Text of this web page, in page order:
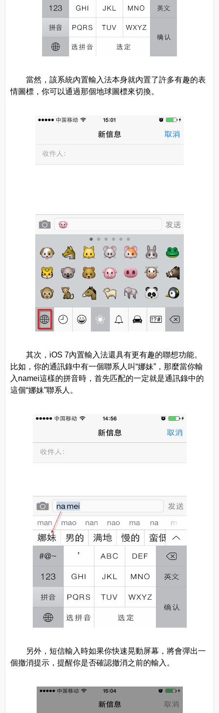
當然，該系統內置輸入法本身就內置了許多有趣的表
情圖標，你可以通過那個地球圖標來切換。
其次，iOS 7內置輸入法還具有更有趣的聯想功能。
比如，你的通訊錄中有一個聯系人叫“娜妹”，那麼當你輸
入namei這樣的拼音時，首先匹配的一定就是通訊錄中的
這個“娜妹”聯系人。
另外，短信輸入時如果你快速晃動屏幕，將會彈出一
個撤消提示，提醒你是否確認撤消之前的輸入。